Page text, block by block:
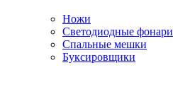
Ножи
Светодиодные фонари
Спальные мешки
Буксировщики